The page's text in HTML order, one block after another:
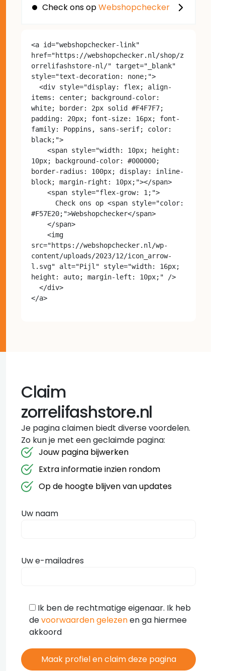
Check ons opWebshopchecker
<a id="webshopchecker-link"
href="https://webshopchecker.nl/shop/z
orrelifashstore-nl/" target="_blank"
style="text-decoration: none;">
items: center; background-color:
white; border: 2px solid #F4F7F7;
padding: 20px; font-size: 16px; font-
family: Poppins, sans-serif; color:
black;">
10px; background-color: #000000;
border-radius: 100px; display: inline-
block; margin-right: 10px;"></span>
#F57E20;">Webshopchecker</span>
src="https://webshopchecker.nl/wp-
content/uploads/2023/12/icon_arrow-
l.svg" alt="Pijl" style="width: 16px;
height: auto; margin-left: 10px;" />
Claim
zorrelifashstore.nl
Je pagina claimen biedt diverse voordelen.
Zo kun je met een geclaimde pagina:
Jouw pagina bijwerken
Extra informatie inzien rondom
Op de hoogte blijven van updates
Uw naam
Uw e-mailadres
Ik ben de rechtmatige eigenaar. Ik heb
devoorwaarden gelezenen ga hiermee
akkoord